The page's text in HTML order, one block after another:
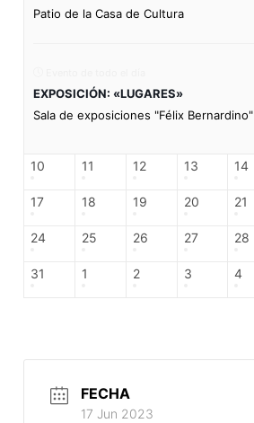
Patio de la Casa de Cultura
EXPOSICIÓN: «LUGARES»
Sala de exposiciones "Félix Bernardino"
10 11 12 13 14
17 18 19 20 21
24 25 26 27 28
31 1 2 3 4
FECHA
17 Jun 2023